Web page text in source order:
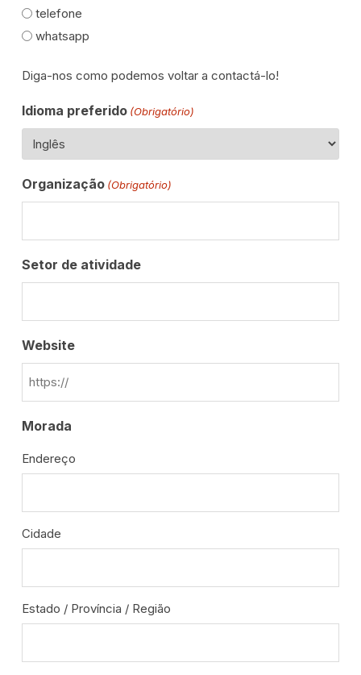
telefone
whatsapp
Diga-nos como podemos voltar a contactá-lo!
Idioma preferido (Obrigatório)
Organização (Obrigatório)
Setor de atividade
Website
Morada
Endereço
Cidade
Estado / Província / Região